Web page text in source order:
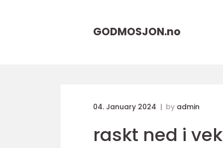
GODMOSJON.no
04. January 2024 by admin
raskt ned i